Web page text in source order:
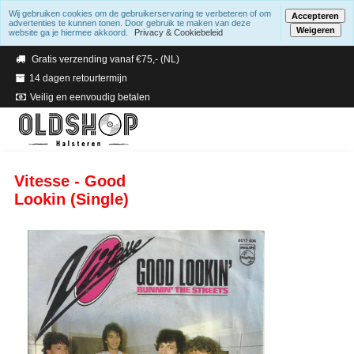
Verzending binnen 2 a 3 werkdagen
Gratis verzending vanaf €75,- (NL)
14 dagen retourtermijn
Veilig en eenvoudig betalen
Vitesse - Good
Lookin (Single)
Wij gebruiken cookies om de gebruikerservaring te verbeteren of om
advertenties te kunnen tonen. Door gebruik te maken van deze
website ga je hiermee akkoord.
Privacy & Cookiebeleid
Accepteren
Weigeren